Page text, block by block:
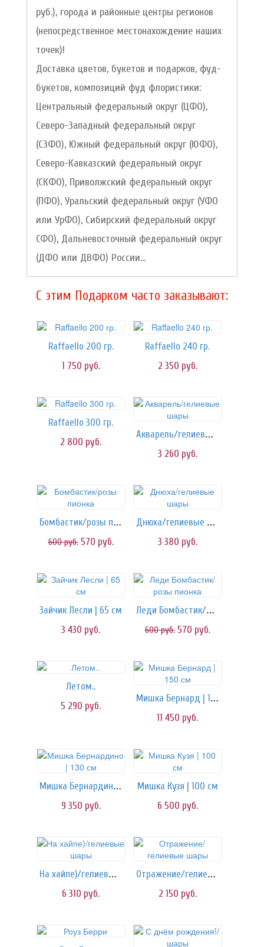
руб.), города и районные центры регионов
(непосредственное местонахождение наших
точек)!
Доставка цветов, букетов и подарков, фуд-
букетов, композиций фуд флористики:
Центральный федеральный округ (ЦФО),
Северо-Западный федеральный округ
(СЗФО), Южный федеральный округ (ЮФО),
Северо-Кавказский федеральный округ
(СКФО), Приволжский федеральный округ
(ПФО), Уральский федеральный округ (УФО
или УрФО), Сибирский федеральный округ
СФО), Дальневосточный федеральный округ
(ДФО или ДВФО) России...
C этим Подарком часто заказывают:
Raffaello 200 гр.
1 750 руб.
Raffaello 240 гр.
2 350 руб.
Raffaello 300 гр.
2 800 руб.
Акварель/гелиевые шары
3 260 руб.
Бомбастик/розы пионка
600руб. 570 руб.
Днюха/гелиевые шары
3 380 руб.
Зайчик Лесли | 65 см
3 430 руб.
Леди Бомбастик/розы пионка
600руб. 570 руб.
Летом..
5 290 руб.
Мишка Бернард | 150 см
11 450 руб.
Мишка Бернардино | 130 см
9 350 руб.
Мишка Кузя | 100 см
6 500 руб.
На хайпе)/гелиевые шары
6 310 руб.
Отражение/гелиевые шары
2 150 руб.